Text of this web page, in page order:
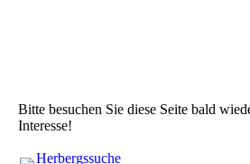
Bitte besuchen Sie diese Seite bald
Interesse!
Herbergssuche